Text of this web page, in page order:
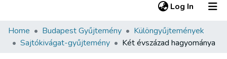
Log In (current)
Communities & Collections
Home Budapest Gyűjtemény
Különgyűjtemények
Sajtókivágat-gyűjtemény
Két évszázad hagyománya